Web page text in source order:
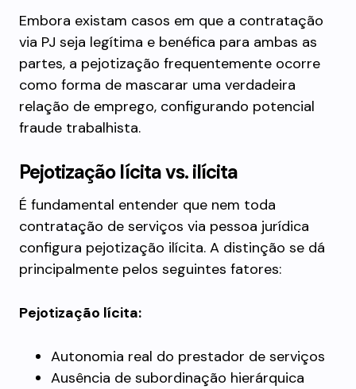
Embora existam casos em que a contratação
via PJ seja legítima e benéfica para ambas as
partes, a pejotização frequentemente ocorre
como forma de mascarar uma verdadeira
relação de emprego, configurando potencial
fraude trabalhista.
Pejotização lícita vs. ilícita
É fundamental entender que nem toda
contratação de serviços via pessoa jurídica
configura pejotização ilícita. A distinção se dá
principalmente pelos seguintes fatores:
Pejotização lícita:
Autonomia real do prestador de serviços
Ausência de subordinação hierárquica